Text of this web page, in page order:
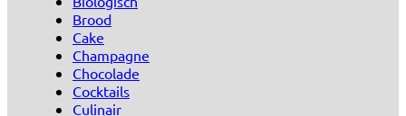
Brood
Cake
Champagne
Chocolade
Cocktails
Culinair